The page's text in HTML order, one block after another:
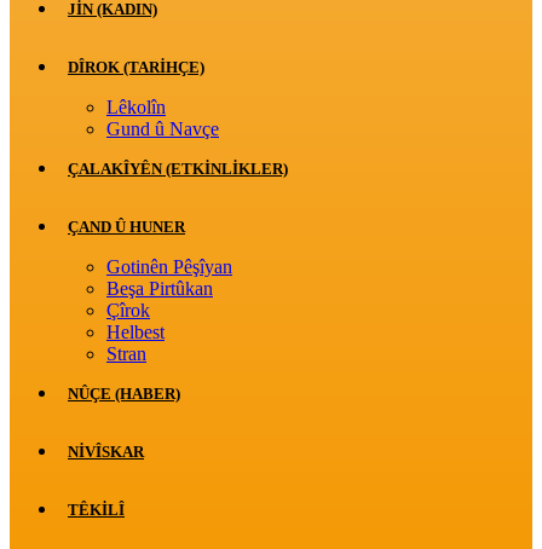
JİN (KADIN)
DÎROK (TARİHÇE)
Lêkolîn
Gund û Navçe
ÇALAKÎYÊN (ETKINLIKLER)
ÇAND Û HUNER
Gotinên Pêşîyan
Beşa Pirtûkan
Çîrok
Helbest
Stran
NÛÇE (HABER)
NIVÎSKAR
TÊKILÎ